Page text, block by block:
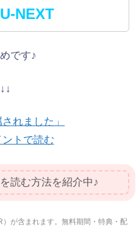
U-NEXT
です♪
れました」
トで読む
読む方法を紹介中♪
が含まれます。無料期間・特典・配